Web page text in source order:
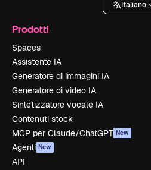
Italiano
Prodotti
Spaces
Assistente IA
Generatore di immagini IA
Generatore di video IA
Sintetizzatore vocale IA
Contenuti stock
MCP per Claude/ChatGPT New
Agenti New
API